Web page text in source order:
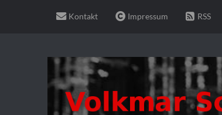
Kontakt Impressum RSS